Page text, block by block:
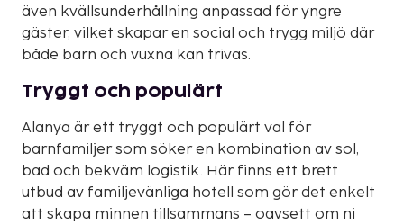
även kvällsunderhållning anpassad för yngre
gäster, vilket skapar en social och trygg miljö där
både barn och vuxna kan trivas.
Tryggt och populärt
Alanya är ett tryggt och populärt val för
barnfamiljer som söker en kombination av sol,
bad och bekväm logistik. Här finns ett brett
utbud av familjevänliga hotell som gör det enkelt
att skapa minnen tillsammans – oavsett om ni